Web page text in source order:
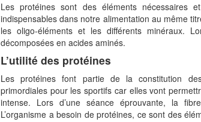
Les protéines sont des éléments nécessaires
indispensables dans notre alimentation au même
les oligo-éléments et les différents minéraux.
décomposées en acides aminés.
L’utilité des protéines
Les protéines font partie de la constitution
primordiales pour les sportifs car elles vont
intense. Lors d’une séance éprouvante, la
L’organisme a besoin de protéines, ce sont des